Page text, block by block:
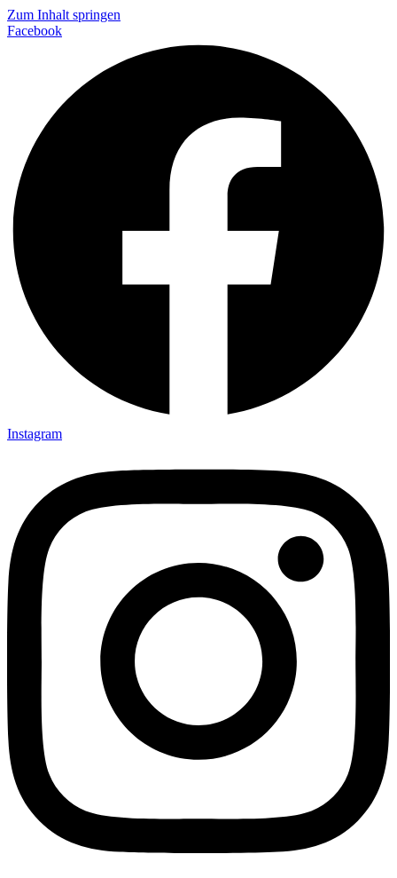
Zum Inhalt springen
Facebook
Instagram